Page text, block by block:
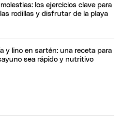
los ejercicios clave para
rodillas y disfrutar de la playa
y lino en sartén: una receta para
sea rápido y nutritivo